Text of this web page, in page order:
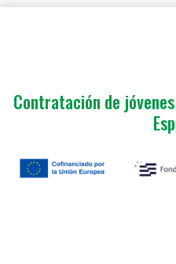
Contratación de